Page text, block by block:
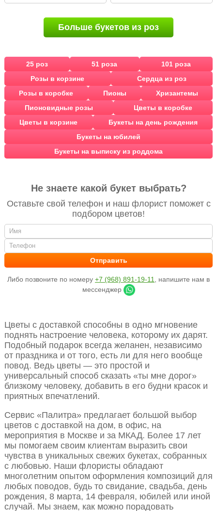
Больше букетов из роз
25 роз 51 роза
101 роза
Розы в корзине
Сердца из роз
Розы в коробке
Пионы
Хризантемы
Пионовидные розы
Цветы в коробке
Цветы в корзине
Букеты на день рождения
Букеты на юбилей
Букеты на выписку из роддома
Не знаете какой букет выбрать?
Оставьте свой телефон и наш флорист поможет с
подбором цветов!
Либо позвоните по номеру +7 (968) 891-19-11
, напишите нам в
мессенджер
Цветы с доставкой способны в одно мгновение
поднять настроение человека, которому их дарят.
Подобный подарок всегда желанен, независимо
от праздника и от того, есть ли для него вообще
повод. Ведь цветы — это простой и
универсальный способ сказать «ты мне дорог»
близкому человеку, добавить в его будни красок и
приятных впечатлений.
Сервис «Палитра» предлагает большой выбор
цветов с доставкой на дом, в офис, на
мероприятия в Москве и за МКАД. Более 17 лет
мы помогаем своим клиентам выразить свои
чувства в уникальных свежих букетах, собранных
с любовью. Наши флористы обладают
многолетним опытом оформления композиций для
любых поводов, будь то свидание, свадьба, день
рождения, 8 марта, 14 февраля, юбилей или иной
случай. Мы знаем, как можно порадовать